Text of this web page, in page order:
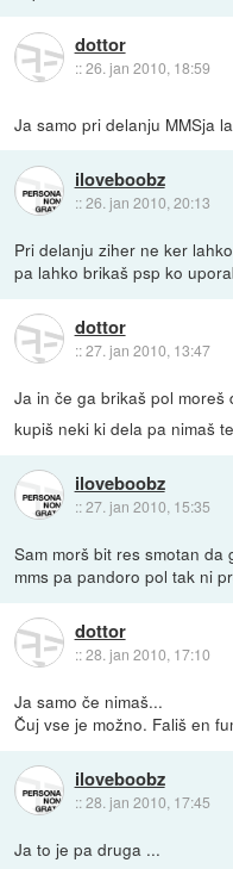
dottor
::26. jan 2010, 18:59
Ja samo pri delanju MMSja
iloveboobz
::26. jan 2010, 20:13
Pri delanju ziher ne ker
pa lahko brikaš psp ko
dottor
::27. jan 2010, 13:47
Ja in če ga brikaš pol
kupiš neki ki dela pa nimaš
iloveboobz
::27. jan 2010, 15:35
Sam morš bit res smotan
mms pa pandoro pol tak ni
dottor
::28. jan 2010, 17:10
Ja samo če nimaš...
Čuj vse je možno. Fališ en
iloveboobz
::28. jan 2010, 17:45
Ja to je pa druga ...